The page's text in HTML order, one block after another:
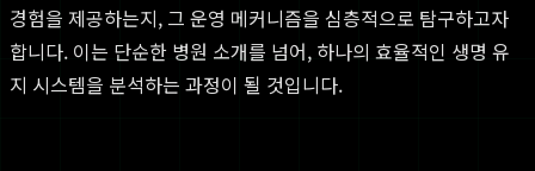
경험을 제공하는지, 그 운영 메커니즘을 심층적으로 탐구하고자
합니다. 이는 단순한 병원 소개를 넘어, 하나의 효율적인 생명 유
지 시스템을 분석하는 과정이 될 것입니다.